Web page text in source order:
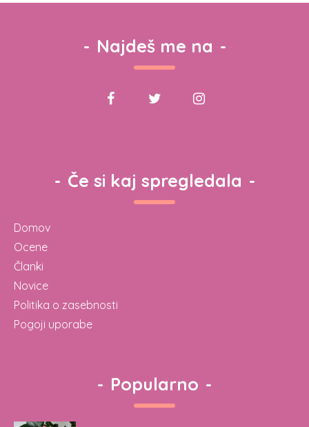
- Najdeš me na -
- Če si kaj spregledala -
Domov
Ocene
Članki
Novice
Politika o zasebnosti
Pogoji uporabe
- Popularno -